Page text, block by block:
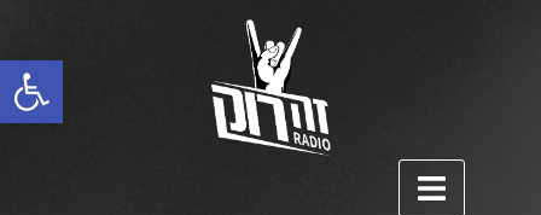
פתח סרגל נגישות